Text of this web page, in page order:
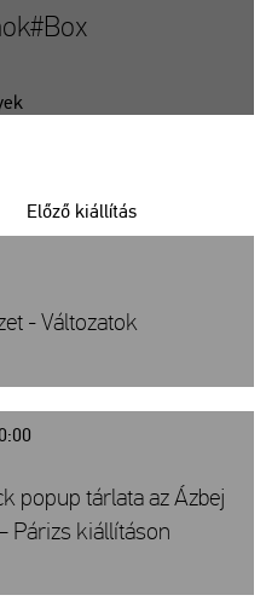
Előző kiállítás
- Változatok
popup tárlata az Ázbej
Párizs kiállításon